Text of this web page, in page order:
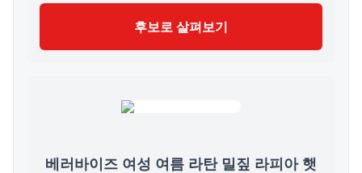
후보로 살펴보기
베러바이즈 여성 여름 라탄 밀짚 라피아 햇